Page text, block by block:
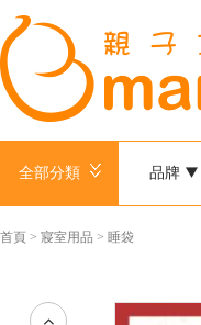
全部分類 品牌
首頁 > 寢室用品 > 睡袋